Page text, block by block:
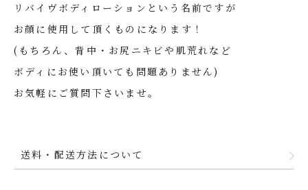
リバイヴボディローションという名前ですが
お顔に使用して頂くものになります！
(もちろん、背中・お尻ニキビや肌荒れなど
ボディにお使い頂いても問題ありません)
お気軽にご質問下さいませ。
送料・配送方法について